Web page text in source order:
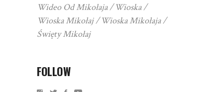
Wideo Od Mikołaja
Wioska
Wioska Mikołaj
Wioska Mikołaja
Święty Mikołaj
FOLLOW